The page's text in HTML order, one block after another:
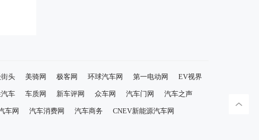
头 美骑网 极客网 环球汽车网 第一电动网 EV视界
车 车质网 新车评网 众车网 汽车门网 汽车之声
车网 汽车消费网 汽车商务 CNEV新能源汽车网